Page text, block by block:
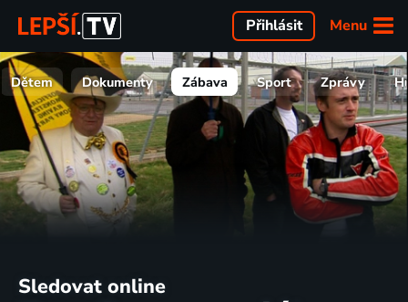
Menu
Přihlásit
Dětem Dokumenty Zábava Sport Zprávy
Sledovat online